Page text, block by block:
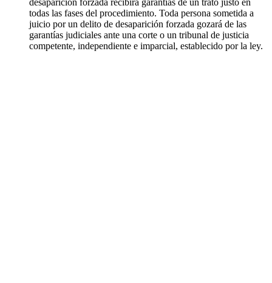
desaparición forzada recibirá garantías de un trato justo en
todas las fases del procedimiento. Toda persona sometida a
juicio por un delito de desaparición forzada gozará de las
garantías judiciales ante una corte o un tribunal de justicia
competente, independiente e imparcial, establecido por la ley.